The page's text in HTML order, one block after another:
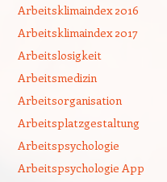
Arbeitsklimaindex 2016
Arbeitsklimaindex 2017
Arbeitslosigkeit
Arbeitsmedizin
Arbeitsorganisation
Arbeitsplatzgestaltung
Arbeitspsychologie
Arbeitspsychologie App